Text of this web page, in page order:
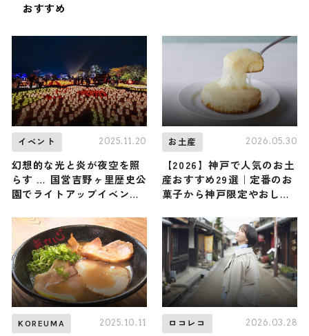
おすすめ
イベント 2025.11.20
幻想的な光と炎が夜空を照
らす … 国営吉野ヶ里歴史公
園でライトアップイベント
29日から開催
お土産 2026.05.30
【2026】神戸で人気のお土
産おすすめ29選｜定番のお
菓子から神戸限定やおしゃ
幅広く紹介
KOREUMA 2025.10.11 ロコレコ 2026.03.28